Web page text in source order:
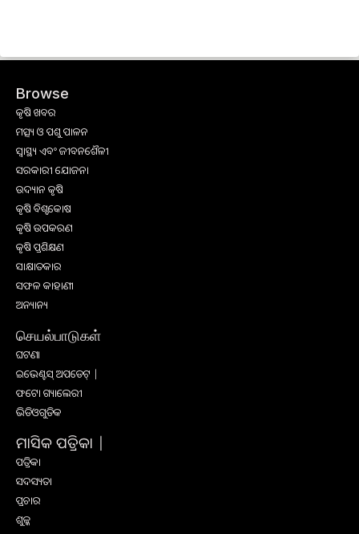
Browse
କୃଷି ଖବର
ମତ୍ସ୍ୟ ଓ ପଶୁ ପାଳନ
ସ୍ୱାସ୍ଥ୍ୟ ଏବଂ ଜୀବନଶୈଳୀ
ସରକାରୀ ଯୋଜନା
ଉଦ୍ୟାନ କୃଷି
କୃଷି ବିଶ୍ବକୋଷ
କୃଷି ଉପକରଣ
କୃଷି ପ୍ରଶିକ୍ଷଣ
ସାକ୍ଷାତକାର
ସଫଳ କାହାଣୀ
ଅନ୍ୟାନ୍ୟ
செயல்பாடுகள்
ଘଟଣା
ଇଭେଣ୍ଟସ୍ ଅପଡେଟ୍ |
ଫଟୋ ଗ୍ୟାଲେରୀ
ଭିଡିଓଗୁଡିକ
ମାସିକ ପତ୍ରିକା |
ପତ୍ରିକା
ସଦସ୍ୟତା
ପ୍ରଚାର
ଶୁଳ୍କ